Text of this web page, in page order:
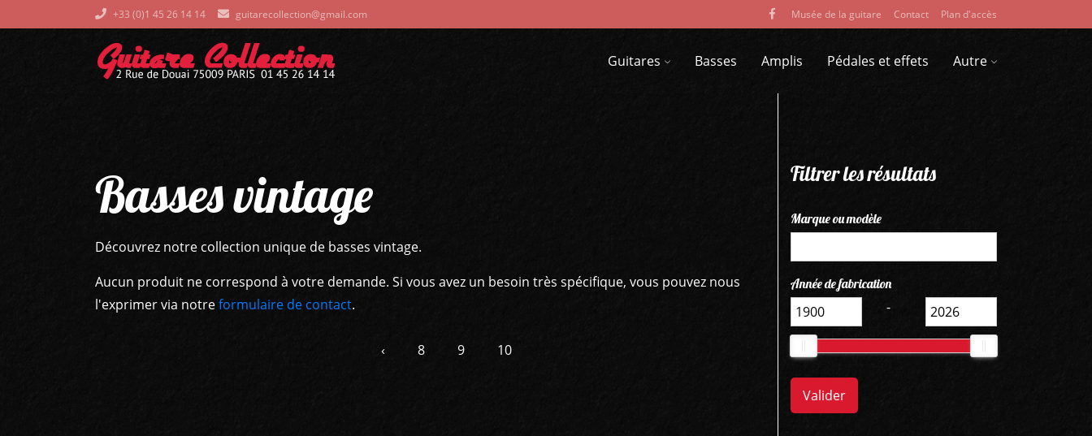
+33 (0)1 45 26 14 14 guitarecollection@gmail.com Musée de la guitare Contact Plan d'accès
Guitares Basses Amplis Pédales et effets Autre
Basses vintage
Découvrez notre collection unique de basses vintage.
Aucun produit ne correspond à votre demande. Si vous avez un besoin très spécifique, vous pouvez nous
l'exprimer via notreformulaire de contact.
‹ 8 9 10
Filtrer les résultats
Marque ou modèle
Année de fabrication
-
Valider